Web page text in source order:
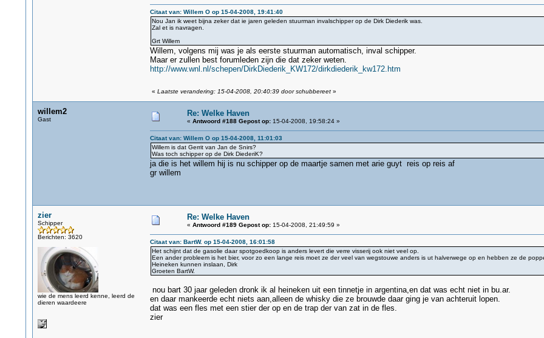
Citaat van: Willem O op 15-04-2008, 19:41:40
Nou Jan ik weet bijna zeker dat ie jaren geleden stuurman invalschipper op de Dirk Diederik was.
Zal et is navragen.
Grt Willem
Willem, volgens mij was je als eerste stuurman automatisch, inval schipper.
Maar er zullen best forumleden zijn die dat zeker weten.
http://www.wnl.nl/schepen/DirkDiederik_KW172/dirkdiederik_kw172.htm
« Laatste verandering: 15-04-2008, 20:40:39 door schubbereet»
willem2
Gast
Re: Welke Haven
« Antwoord #188 Gepost op:15-04-2008, 19:58:24 »
Citaat van: Willem O op 15-04-2008, 11:01:03
Willem is dat Gerrit van Jan de Snirs?
Was toch schipper op de Dirk DiederiK?
ja die is het willem hij is nu schipper op de maartje samen met arie guyt reis op reis af
gr willem
zier
Schipper
Berichten: 3620
wie de mens leerd kenne, leerd de
dieren waardeere
Re: Welke Haven
« Antwoord #189 Gepost op:15-04-2008, 21:49:59 »
Citaat van: BartW. op 15-04-2008, 16:01:58
Het schijnt dat de gasolie daar spotgoedkoop is anders levert die verre visserij ook niet veel op.
Een ander probleem is het bier, voor zo een lange reis moet ze der veel van wegstouwe anders is ut halverwege op en hebben ze de
Heineken kunnen inslaan, Dirk
Groeten BartW.
nou bart 30 jaar geleden dronk ik al heineken uit een tinnetje in argentina,en dat was echt niet in bu.ar.
en daar mankeerde echt niets aan,alleen de whisky die ze brouwde daar ging je van achteruit lopen.
dat was een fles met een stier der op en de trap der van zat in de fles.
zier